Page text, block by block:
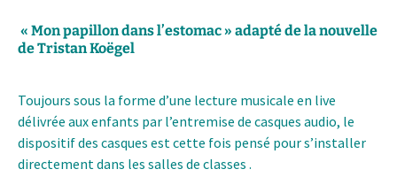
« Mon papillon dans l’estomac » adapté de la nouvelle
de Tristan Koëgel
Toujours sous la forme d’une lecture musicale en live
délivrée aux enfants par l’entremise de casques audio, le
dispositif des casques est cette fois pensé pour s’installer
directement dans les salles de classes .